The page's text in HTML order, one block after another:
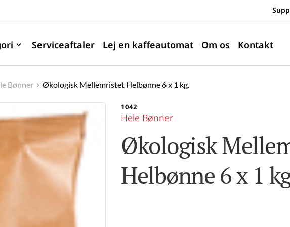
Serviceaftaler Lej en kaffeautomat Om os Kontakt
Bønner Økologisk Mellemristet Helbønne 6 x 1 kg.
1042
Hele Bønner
Økologisk
Helbønne 6 x 1